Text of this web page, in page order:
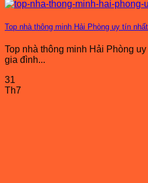
Top nhà thông minh Hải Phòng uy tín
Top nhà thông minh Hải Phòng
gia đình...
31
Th7